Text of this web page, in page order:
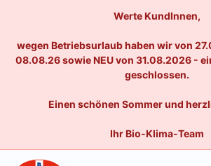
Werte KundInnen,
wegen Betriebsurlaub haben wir von
08.08.26 sowie NEU von 31.08.2026 -
geschlossen.
Einen schönen Sommer und
Ihr Bio-Klima-Team